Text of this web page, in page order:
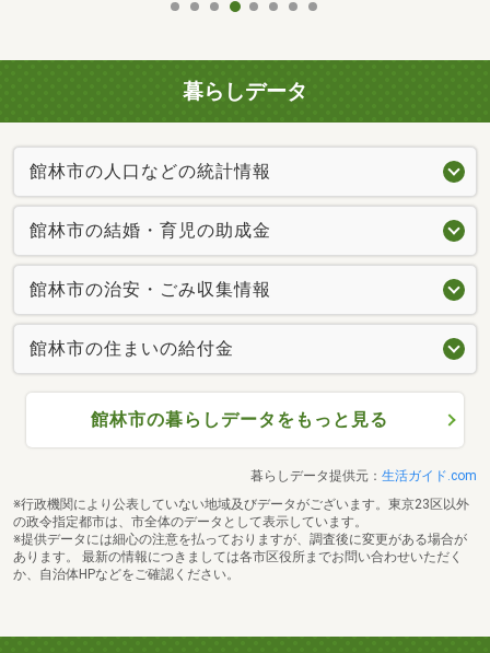
暮らしデータ
館林市の人口などの統計情報
館林市の結婚・育児の助成金
館林市の治安・ごみ収集情報
館林市の住まいの給付金
館林市の暮らしデータをもっと見る
暮らしデータ提供元： 生活ガイド.com
※行政機関により公表していない地域及びデータがございます。東京23区以外
の政令指定都市は、市全体のデータとして表示しています。
※提供データには細心の注意を払っておりますが、調査後に変更がある場合が
あります。 最新の情報につきましては各市区役所までお問い合わせいただく
か、自治体HPなどをご確認ください。